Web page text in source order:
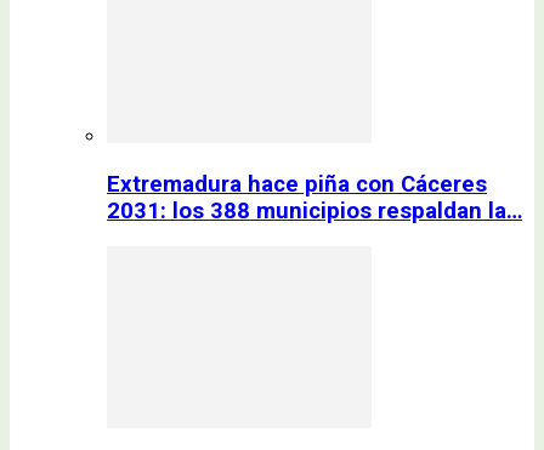
Extremadura hace piña con Cáceres
2031: los 388 municipios respaldan la…